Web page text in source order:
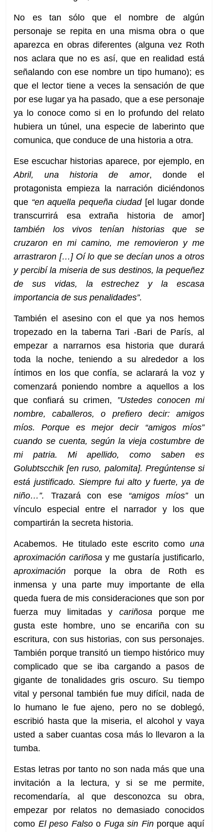
No es tan sólo que el nombre de algún
personaje se repita en una misma obra o que
aparezca en obras diferentes (alguna vez Roth
nos aclara que no es así, que en realidad está
señalando con ese nombre un tipo humano); es
que el lector tiene a veces la sensación de que
por ese lugar ya ha pasado, que a ese personaje
ya lo conoce como si en lo profundo del relato
hubiera un túnel, una especie de laberinto que
comunica, que conduce de una historia a otra.
Ese escuchar historias aparece, por ejemplo, en
Abril, una historia de amor, donde el
protagonista empieza la narración diciéndonos
que “en aquella pequeña ciudad[el lugar donde
transcurrirá esa extraña historia de amor]
también los vivos tenían historias que se
cruzaron en mi camino, me removieron y me
arrastraron […] Oí lo que se decían unos a otros
y percibí la miseria de sus destinos, la pequeñez
de sus vidas, la estrechez y la escasa
importancia de sus penalidades”.
También el asesino con el que ya nos hemos
tropezado en la taberna Tari -Bari de París, al
empezar a narrarnos esa historia que durará
toda la noche, teniendo a su alrededor a los
íntimos en los que confía, se aclarará la voz y
comenzará poniendo nombre a aquellos a los
que confiará su crimen, ”Ustedes conocen mi
nombre, caballeros, o prefiero decir: amigos
míos. Porque es mejor decir “amigos míos”
cuando se cuenta, según la vieja costumbre de
mi patria. Mi apellido, como saben es
Golubtscchik [en ruso, palomita]. Pregúntense si
está justificado. Siempre fui alto y fuerte, ya de
niño…”. Trazará con ese “amigos míos”un
vínculo especial entre el narrador y los que
compartirán la secreta historia.
Acabemos. He titulado este escrito como una
aproximación cariñosay me gustaría justificarlo,
aproximación porque la obra de Roth es
inmensa y una parte muy importante de ella
queda fuera de mis consideraciones que son por
fuerza muy limitadas y cariñosaporque me
gusta este hombre, uno se encariña con su
escritura, con sus historias, con sus personajes.
También porque transitó un tiempo histórico muy
complicado que se iba cargando a pasos de
gigante de tonalidades gris oscuro. Su tiempo
vital y personal también fue muy difícil, nada de
lo humano le fue ajeno, pero no se doblegó,
escribió hasta que la miseria, el alcohol y vaya
usted a saber cuantas cosa más lo llevaron a la
tumba.
Estas letras por tanto no son nada más que una
invitación a la lectura, y si se me permite,
recomendaría, al que desconozca su obra,
empezar por relatos no demasiado conocidos
como El peso Falsoo Fuga sin Finporque aquí